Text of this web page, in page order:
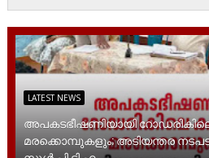
LATEST NEWS
അപകടഭീഷണിയായി
മരക്കൊമ്പുകളും; അടിയന്തര